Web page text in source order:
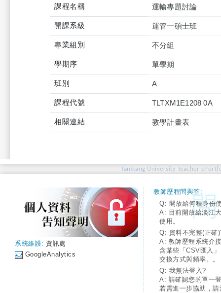
課程名稱 運輸專題討論
開課系級 運管一碩士班
專業組別 不分組
學期序 單學期
班別 A
課程代號 TLTXM1E1208 0A
相關連結 教學計畫表
Tamkang University Teacher
系統維護: 資訊處
GoogleAnalytics
教師歷程問與答:
Q: 開放給何種身份
A: 目前開放給淡江
使用。
Q: 資料不完整(正確
A: 教師歷程系統介
含某些「CSV匯入
交換方式與頻率。。
Q: 我無法登入?
A: 請確認您的單一
若需進一步協助，